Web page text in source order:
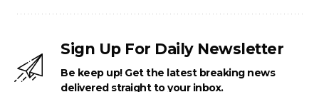
Sign Up For Daily Newsletter
Be keep up! Get the latest breaking news
delivered straight to your inbox.